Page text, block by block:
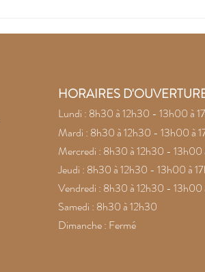
HORAIRES
Lundi : 8h30 à 12h30 - 13h00 à
Mardi : 8h30 à 12h30 - 13h00 à
Mercredi : 8h30 à 12h30 - 13h00
Jeudi : 8h30 à 12h30 - 13h00 à
Vendredi : 8h30 à 12h30 - 13h00
Samedi : 8h30 à 12h30
Dimanche : Fermé